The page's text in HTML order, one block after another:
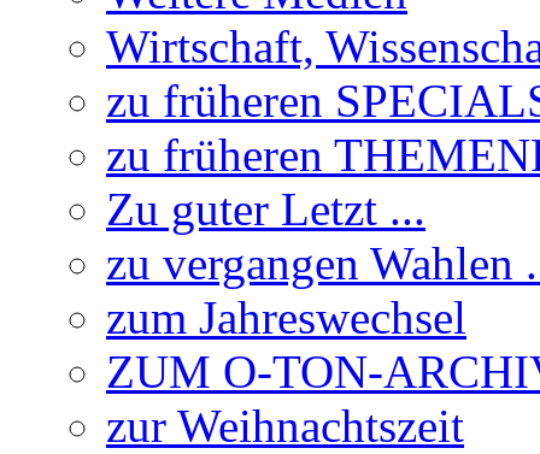
Wirtschaft,
zu früheren
zu früheren
Zu guter Letzt ...
zu vergangen Wahlen
zum Jahreswechsel
ZUM O-TON-
zur Weihnachtszeit